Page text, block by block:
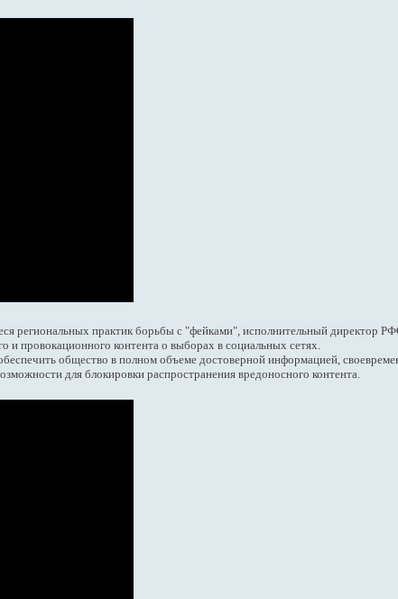
региональных практик борьбы с "фейками", исполнительный директор
провокационного контента о выборах в социальных сетях.
общество в полном объеме достоверной информацией,
для блокировки распространения вредоносного контента.